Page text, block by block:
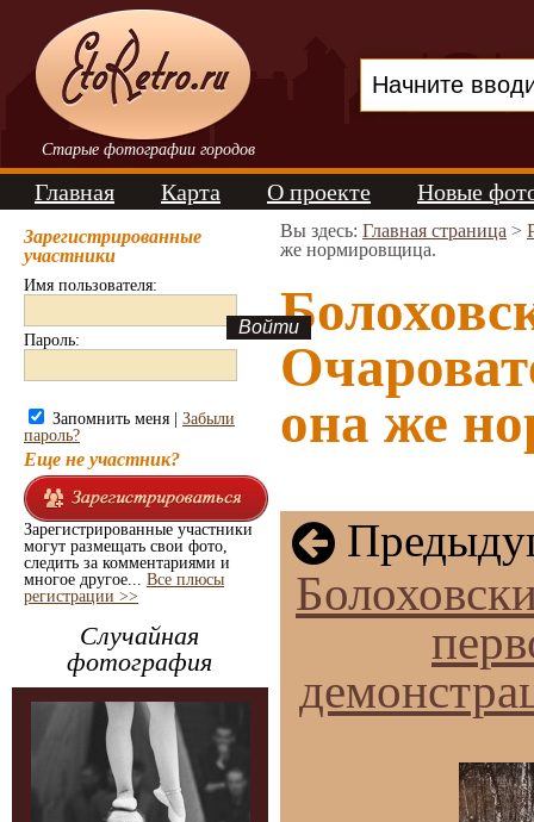
Старые фотографии городов
Главная Карта О проекте Новые
Зарегистрированные
участники
Имя пользователя:
Пароль:
Запомнить меня | Забыли
пароль?
Еще не участник?
Зарегистрированные участники
могут размещать свои фото,
следить за комментариями и
многое другое... Все плюсы
регистрации >>
Случайная
фотография
Вы здесь: Главная страница >
же нормировщица.
она же